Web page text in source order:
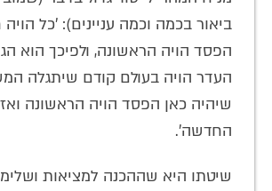
ביאור בכמה וכמה עניינים): 'כל
הפסד הויה הראשונה, ולפיכך הוא
העדר הויה בעולם קודם שיתגלה
שיהיה כאן הפסד הויה הראשונה
החדשה'.
שיטתו היא שההכנה למציאות